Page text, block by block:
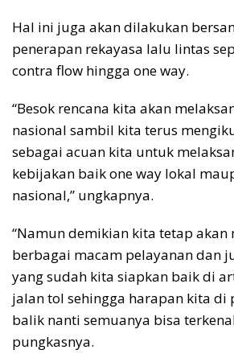
Hal ini juga akan dilakukan
penerapan rekayasa lalu lintas
contra flow hingga one way.
“Besok rencana kita akan
nasional sambil kita terus
sebagai acuan kita untuk
kebijakan baik one way lokal
nasional,” ungkapnya.
“Namun demikian kita tetap akan
berbagai macam pelayanan dan
yang sudah kita siapkan baik di
jalan tol sehingga harapan kita di
balik nanti semuanya bisa
pungkasnya.